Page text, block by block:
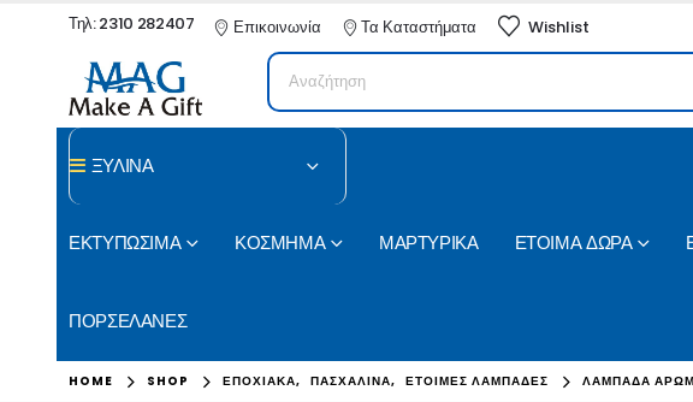
Τηλ: 2310 282407 Επικοινωνία Τα Καταστήματα Wishlist
ΞΥΛΙΝΑ
ΕΚΤΥΠΩΣΙΜΑ ΚΟΣΜΗΜΑ ΜΑΡΤΥΡΙΚΑ ΕΤΟΙΜΑ ΔΩΡΑ
ΠΟΡΣΕΛΑΝΕΣ
HOME SHOP ΕΠΟΧΙΑΚΑ, ΠΑΣΧΑΛΙΝΑ, ΕΤΟΙΜΕΣ ΛΑΜΠΑΔΕΣ ΛΑΜΠΆΔΑ